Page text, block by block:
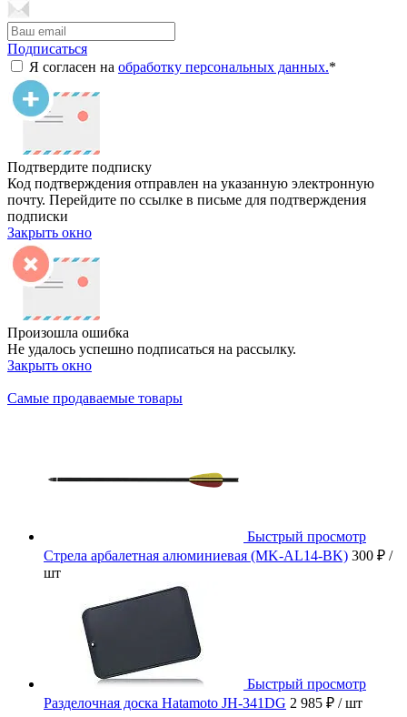
Подписаться
Я согласен на обработку персональных данных.*
Подтвердите подписку
Код подтверждения отправлен на указанную электронную
почту. Перейдите по ссылке в письме для подтверждения
подписки
Закрыть окно
Произошла ошибка
Не удалось успешно подписаться на рассылку.
Закрыть окно
Самые продаваемые товары
Быстрый просмотр
Стрела арбалетная алюминиевая (MK-AL14-BK) 300 ₽ /
шт
Быстрый просмотр
Разделочная доска Hatamoto JH-341DG 2 985 ₽ / шт